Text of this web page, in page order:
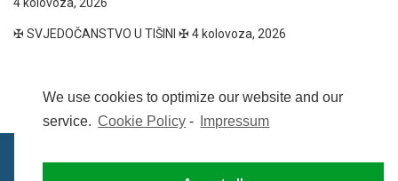
We use cookies to optimize our website and our
service. Cookie Policy - Impressum
✠ SVJEDOČANSTVO U TIŠINI ✠ 4 kolovoza, 2026